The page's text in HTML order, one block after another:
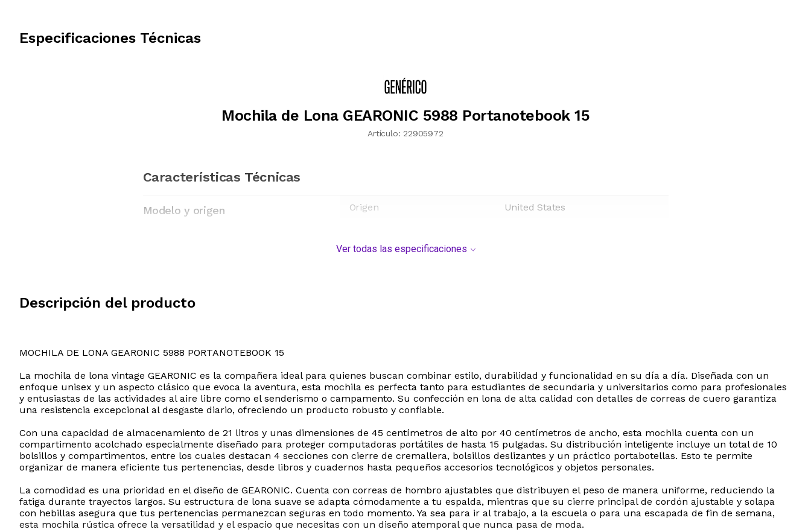
Especificaciones Técnicas
Mochila de Lona GEARONIC 5988 Portanotebook 15
Artículo: 22905972
Características Técnicas
Modelo y origen Origen United States
Ver todas las especificaciones
Descripción del producto
MOCHILA DE LONA GEARONIC 5988 PORTANOTEBOOK 15
La mochila de lona vintage GEARONIC es la compañera ideal para quienes buscan combinar estilo, durabilidad y funcionalidad en su día a día. Diseñada con un
enfoque unisex y un aspecto clásico que evoca la aventura, esta mochila es perfecta tanto para estudiantes de secundaria y universitarios como para profesionales
y entusiastas de las actividades al aire libre como el senderismo o campamento. Su confección en lona de alta calidad con detalles de correas de cuero garantiza
una resistencia excepcional al desgaste diario, ofreciendo un producto robusto y confiable.
Con una capacidad de almacenamiento de 21 litros y unas dimensiones de 45 centímetros de alto por 40 centímetros de ancho, esta mochila cuenta con un
compartimento acolchado especialmente diseñado para proteger computadoras portátiles de hasta 15 pulgadas. Su distribución inteligente incluye un total de 10
bolsillos y compartimentos, entre los cuales destacan 4 secciones con cierre de cremallera, bolsillos deslizantes y un práctico portabotellas. Esto te permite
organizar de manera eficiente tus pertenencias, desde libros y cuadernos hasta pequeños accesorios tecnológicos y objetos personales.
La comodidad es una prioridad en el diseño de GEARONIC. Cuenta con correas de hombro ajustables que distribuyen el peso de manera uniforme, reduciendo la
fatiga durante trayectos largos. Su estructura de lona suave se adapta cómodamente a tu espalda, mientras que su cierre principal de cordón ajustable y solapa
con hebillas asegura que tus pertenencias permanezcan seguras en todo momento. Ya sea para ir al trabajo, a la escuela o para una escapada de fin de semana,
esta mochila rústica ofrece la versatilidad y el espacio que necesitas con un diseño atemporal que nunca pasa de moda.